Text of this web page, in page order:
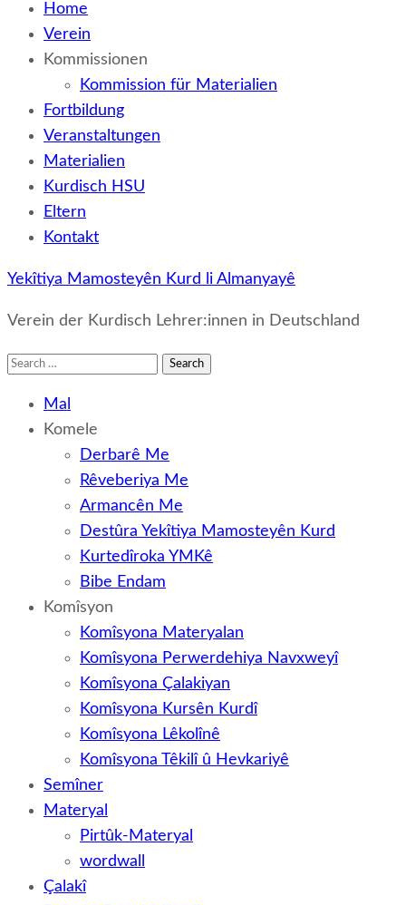
Home
Verein
Kommissionen
Kommission für Materialien
Fortbildung
Veranstaltungen
Materialien
Kurdisch HSU
Eltern
Kontakt
Yekîtiya Mamosteyên Kurd li Almanyayê
Verein der Kurdisch Lehrer:innen in Deutschland
Search
Mal
Komele
Derbarê Me
Rêveberiya Me
Armancên Me
Destûra Yekîtiya Mamosteyên Kurd
Kurtedîroka YMKê
Bibe Endam
Komîsyon
Komîsyona Materyalan
Komîsyona Perwerdehiya Navxweyî
Komîsyona Çalakiyan
Komîsyona Kursên Kurdî
Komîsyona Lêkolînê
Komîsyona Têkilî û Hevkariyê
Semîner
Materyal
Pirtûk-Materyal
wordwall
Çalakî